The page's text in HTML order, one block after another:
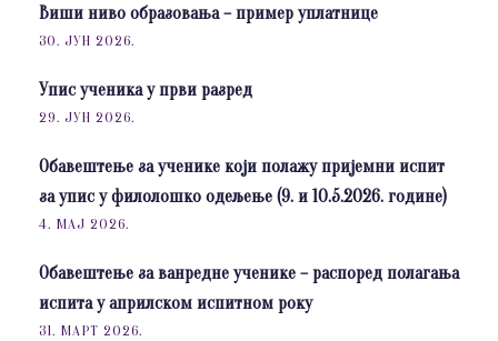
Виши ниво образовања – пример уплатнице
30. ЈУН 2026.
Упис ученика у први разред
29. ЈУН 2026.
Обавештење за ученике који полажу пријемни испит
за упис у филолошко одељење (9. и 10.5.2026. године)
4. МАЈ 2026.
Обавештење за ванредне ученике – распоред полагања
испита у априлском испитном року
31. МАРТ 2026.